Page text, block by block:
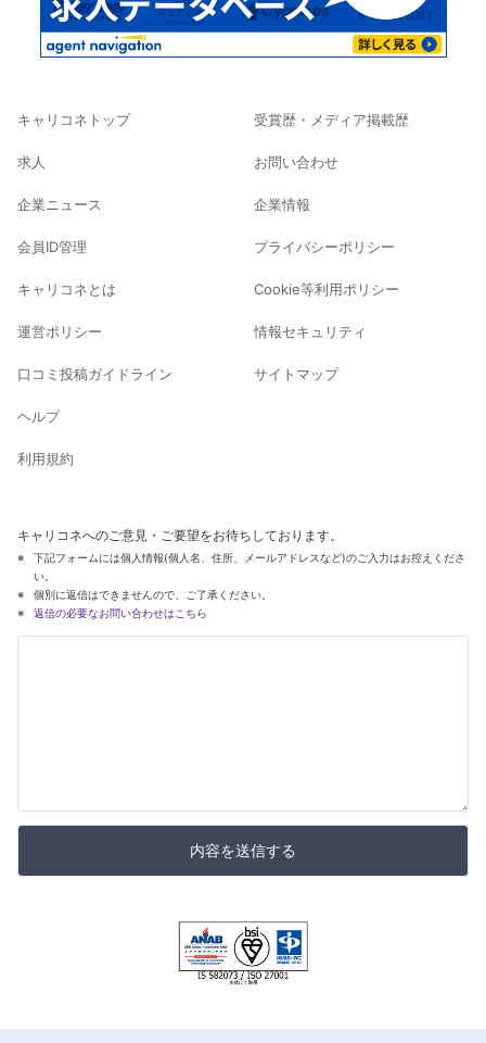
キャリコネトップ
求人
企業ニュース
会員ID管理
キャリコネとは
運営ポリシー
口コミ投稿ガイドライン
ヘルプ
利用規約
受賞歴・メディア掲載歴
お問い合わせ
企業情報
プライバシーポリシー
Cookie等利用ポリシー
情報セキュリティ
サイトマップ
キャリコネへのご意見・ご要望をお待ちしております。
下記フォームには個人情報(個人名、住所、メールアドレスなど)のご入力はお控えくださ
い。
個別に返信はできませんので、ご了承ください。
返信の必要なお問い合わせはこちら
内容を送信する